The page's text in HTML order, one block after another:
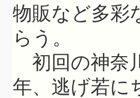
物販など多彩
らう。
初回の神奈
年、逃げ若に